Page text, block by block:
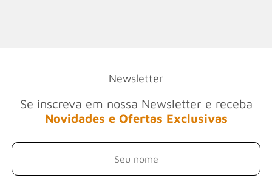
Newsletter
Se inscreva em nossa Newsletter e receba
Novidades e Ofertas Exclusivas